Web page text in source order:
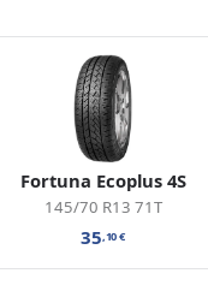
Fortuna Ecoplus 4S
145/70 R13 71T
35,10€